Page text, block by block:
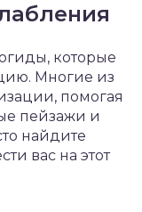
которые
Многие из
помогая
пейзажи и
найдите
вас на этот